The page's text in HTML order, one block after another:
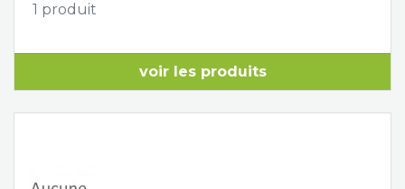
1 produit
voir les produits